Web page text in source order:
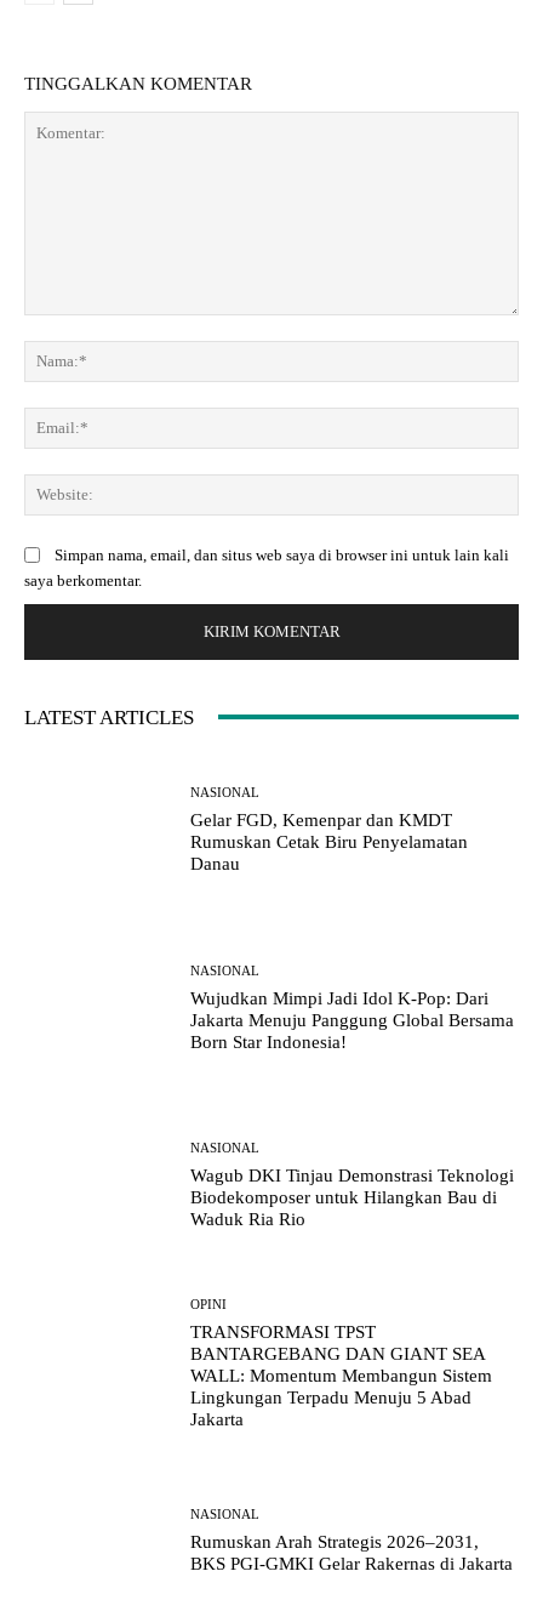
TINGGALKAN KOMENTAR
m
e
t
a
a
m
:
*
m
a
le
:
Simpan nama, email, dan situs web saya di browser ini untuk lain kali
saya berkomentar.
LATEST ARTICLES
NASIONAL
Gelar FGD, Kemenpar dan KMDT
Rumuskan Cetak Biru Penyelamatan
Danau
NASIONAL
Wujudkan Mimpi Jadi Idol K-Pop: Dari
Jakarta Menuju Panggung Global Bersama
Born Star Indonesia!
NASIONAL
Wagub DKI Tinjau Demonstrasi Teknologi
Biodekomposer untuk Hilangkan Bau di
Waduk Ria Rio
OPINI
TRANSFORMASI TPST
BANTARGEBANG DAN GIANT SEA
WALL: Momentum Membangun Sistem
Lingkungan Terpadu Menuju 5 Abad
Jakarta
NASIONAL
Rumuskan Arah Strategis 2026–2031,
BKS PGI-GMKI Gelar Rakernas di Jakarta